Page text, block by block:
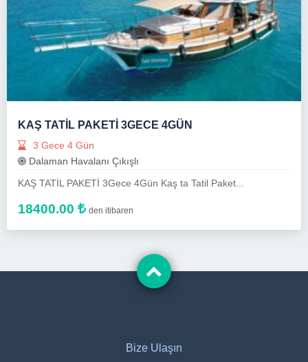
KAŞ TATİL PAKETİ 3GECE 4GÜN
3 Gece 4 Gün
Dalaman Havalanı Çıkışlı
KAŞ TATİL PAKETİ 3Gece 4Gün Kaş ta Tatil Paket...
18400.00 den itibaren
Bize Ulaşın